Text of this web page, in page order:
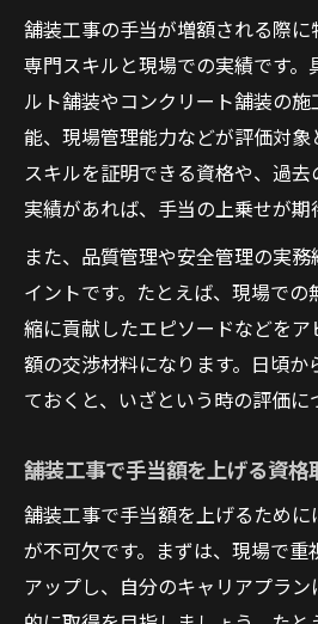
舗装工事の手当が増額される際に
専門スキルと現場での実績です。
ルト舗装やコンクリート舗装の
能、現場管理能力などが評価対象
スキルを証明できる資格や、過
実績があれば、手当の上乗せが期
また、品質管理や安全管理の実
イントです。たとえば、現場で
縮に貢献したエピソードなどを
額の交渉材料になります。日頃か
ておくと、いざという時の評価に
舗装工事で手当額を上げる資格
舗装工事で手当額を上げるため
が不可欠です。まずは、現場で重
アップし、自分のキャリアプラ